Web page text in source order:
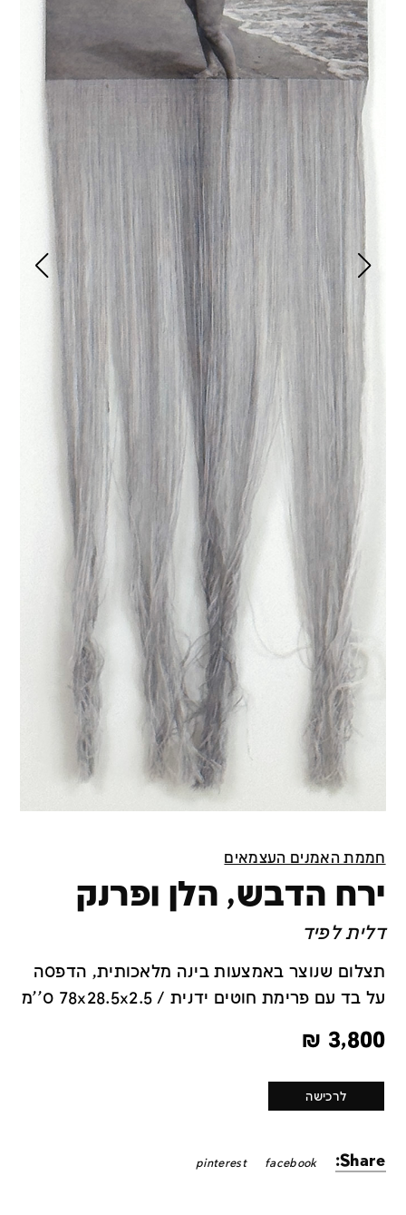
חממת האמנים העצמאים
ירח הדבש, הלן ופרנק
דלית לפיד
תצלום שנוצר באמצעות בינה מלאכותית, הדפסה
על בד עם פרימת חוטים ידנית / 78x28.5x2.5 ס''מ
3,800
₪
לרכישה
Share:
facebook
pinterest